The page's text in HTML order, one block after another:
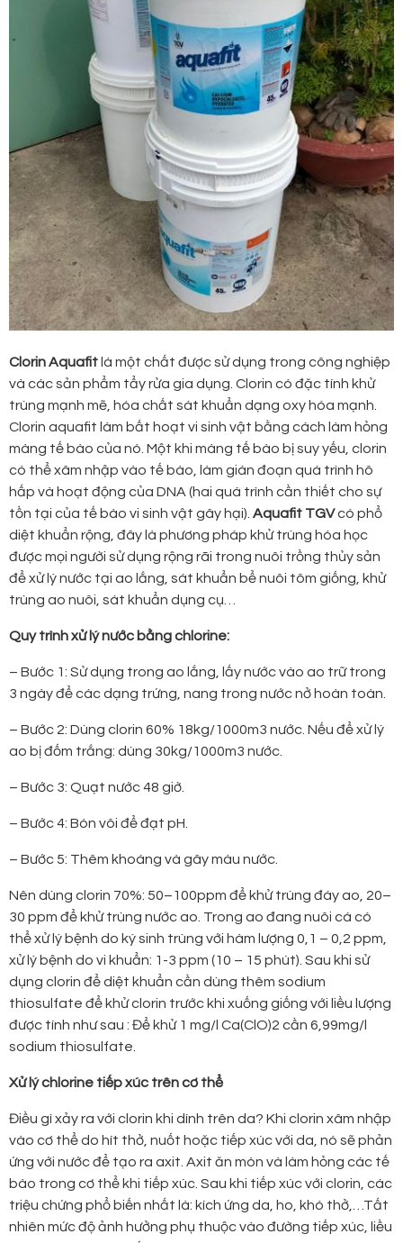
Clorin Aquafit là một chất được sử dụng trong công nghiệp
và các sản phẩm tẩy rửa gia dụng. Clorin có đặc tính khử
trùng mạnh mẽ, hóa chất sát khuẩn dạng oxy hóa mạnh.
Clorin aquafit làm bất hoạt vi sinh vật bằng cách làm hỏng
màng tế bào của nó. Một khi màng tế bào bị suy yếu, clorin
có thể xâm nhập vào tế bào, làm gián đoạn quá trình hô
hấp và hoạt động của DNA (hai quá trình cần thiết cho sự
tồn tại của tế bào vi sinh vật gây hại). Aquafit TGVcó phổ
diệt khuẩn rộng, đây là phương pháp khử trùng hóa học
được mọi người sử dụng rộng rãi trong nuôi trồng thủy sản
để xử lý nước tại ao lắng, sát khuẩn bể nuôi tôm giống, khử
trùng ao nuôi, sát khuẩn dụng cụ…
Quy trình xử lý nước bằng chlorine:
– Bước 1: Sử dụng trong ao lắng, lấy nước vào ao trữ trong
3 ngày để các dạng trứng, nang trong nước nở hoàn toàn.
– Bước 2: Dùng clorin 60% 18kg/1000m3 nước. Nếu để xử lý
ao bị đốm trắng: dùng 30kg/1000m3 nước.
– Bước 3: Quạt nước 48 giờ.
– Bước 4: Bón vôi để đạt pH.
– Bước 5: Thêm khoáng và gây màu nước.
Nên dùng clorin 70%: 50–100ppm để khử trùng đáy ao, 20–
30 ppm để khử trùng nước ao. Trong ao đang nuôi cá có
thể xử lý bệnh do ký sinh trùng với hàm lượng 0,1 – 0,2 ppm,
xử lý bệnh do vi khuẩn: 1-3 ppm (10 – 15 phút). Sau khi sử
dụng clorin để diệt khuẩn cần dùng thêm sodium
thiosulfate để khử clorin trước khi xuống giống với liều lượng
được tính như sau : Để khử 1 mg/l Ca(ClO)2 cần 6,99mg/l
sodium thiosulfate.
Xử lý chlorine tiếp xúc trên cơ thể
Điều gì xảy ra với clorin khi dính trên da? Khi clorin xâm nhập
vào cơ thể do hít thở, nuốt hoặc tiếp xúc với da, nó sẽ phản
ứng với nước để tạo ra axit. Axit ăn mòn và làm hỏng các tế
bào trong cơ thể khi tiếp xúc. Sau khi tiếp xúc với clorin, các
triệu chứng phổ biến nhất là: kích ứng da, ho, khó thở,…Tất
nhiên mức độ ảnh hưởng phụ thuộc vào đường tiếp xúc, liều